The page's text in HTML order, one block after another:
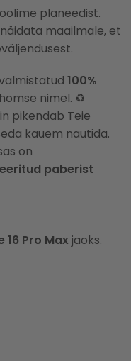
planeedist.
maailmale, et
100%
nimel. ♻️
pikendab Teie
kauem nautida.
on
paberist
16 Pro Max jaoks.